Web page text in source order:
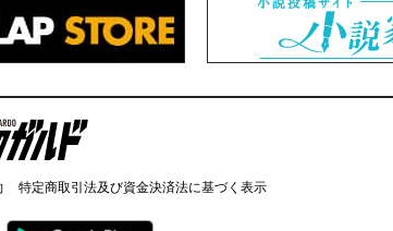
ガルド
特定商取引法及び資金決済法に基づく表示